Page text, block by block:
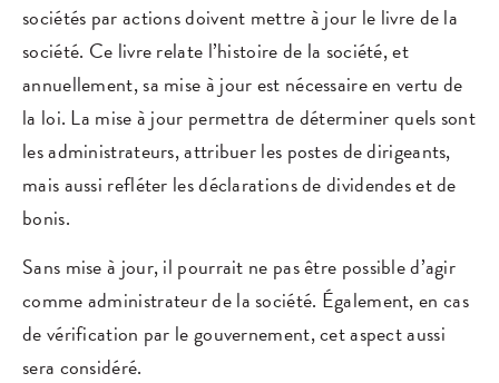
sociétés par actions doivent mettre à jour le livre de la
société. Ce livre relate l’histoire de la société, et
annuellement, sa mise à jour est nécessaire en vertu de
la loi. La mise à jour permettra de déterminer quels sont
les administrateurs, attribuer les postes de dirigeants,
mais aussi refléter les déclarations de dividendes et de
bonis.
Sans mise à jour, il pourrait ne pas être possible d’agir
comme administrateur de la société. Également, en cas
de vérification par le gouvernement, cet aspect aussi
sera considéré.